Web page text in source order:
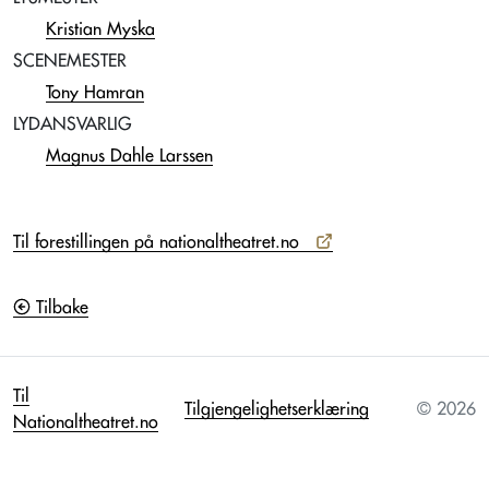
Kristian Myska
SCENEMESTER
Tony Hamran
LYDANSVARLIG
Magnus Dahle Larssen
Til forestillingen på nationaltheatret.no
Tilbake
Til
Nationaltheatret.no
Tilgjengelighetserklæring © 2026